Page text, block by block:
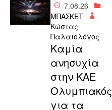
7.08.26
ΜΠΑΣΚΕΤ
Κώστας
Παλαιολόγος
Καμία
ανησυχία
στην ΚΑΕ
Ολυμπιακός
για τα